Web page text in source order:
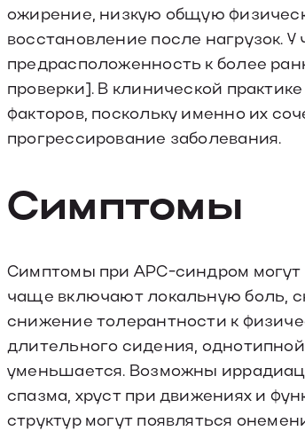
ожирение, низкую общую
восстановление после нагрузок.
предрасположенность к более
проверки]. В клинической
факторов, поскольку именно их
прогрессирование заболевания.
Симптомы
Симптомы при АРС-синдром могут
чаще включают локальную боль,
снижение толерантности к
длительного сидения,
уменьшается. Возможны
спазма, хруст при движениях и
структур могут появляться